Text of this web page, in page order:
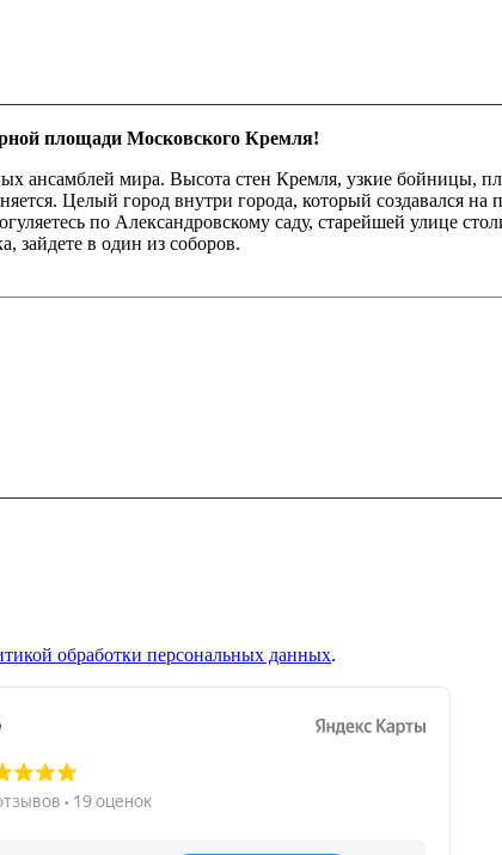
площади Московского Кремля!
ансамблей мира. Высота стен Кремля, узкие бойницы,
Целый город внутри города, который создавался на
по Александровскому саду, старейшей улице
зайдете в один из соборов.
обработки персональных данных.